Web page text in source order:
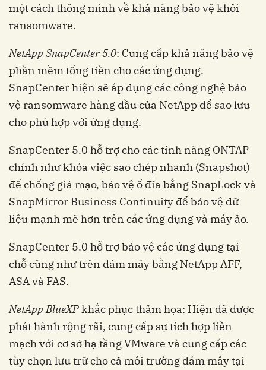
một cách thông minh về khả năng bảo vệ khỏi
ransomware.
NetApp SnapCenter 5.0: Cung cấp khả năng bảo vệ
phần mềm tống tiền cho các ứng dụng.
SnapCenter hiện sẽ áp dụng các công nghệ bảo
vệ ransomware hàng đầu của NetApp để sao lưu
cho phù hợp với ứng dụng.
SnapCenter 5.0 hỗ trợ cho các tính năng ONTAP
chính như khóa việc sao chép nhanh (Snapshot)
để chống giả mạo, bảo vệ ổ đĩa bằng SnapLock và
SnapMirror Business Continuity để bảo vệ dữ
liệu mạnh mẽ hơn trên các ứng dụng và máy ảo.
SnapCenter 5.0 hỗ trợ bảo vệ các ứng dụng tại
chỗ cũng như trên đám mây bằng NetApp AFF,
ASA và FAS.
NetApp BlueXPkhắc phục thảm họa: Hiện đã được
phát hành rộng rãi, cung cấp sự tích hợp liền
mạch với cơ sở hạ tầng VMware và cung cấp các
tùy chọn lưu trữ cho cả môi trường đám mây tại